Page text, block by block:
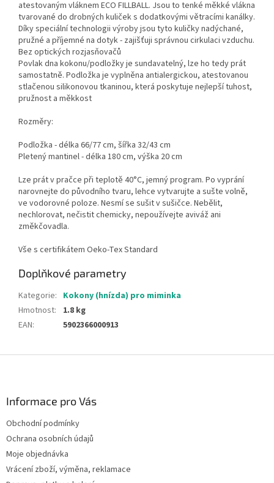
atestovaným vláknem ECO FILLBALL. Jsou to tenké měkké vlákna
tvarované do drobných kuliček s dodatkovými větracími kanálky.
Díky speciální technologii výroby jsou tyto kuličky nadýchané,
pružné a příjemné na dotyk - zajišťuji správnou cirkulaci vzduchu.
Bez optických rozjasňovačů
Povlak dna kokonu/podložky je sundavatelný, lze ho tedy prát
samostatně. Podložka je vyplněna antialergickou, atestovanou
stlačenou silikonovou tkaninou, která poskytuje nejlepší tuhost,
pružnost a měkkost
Rozměry:
Podložka - délka 66/77 cm, šířka 32/43 cm
Pletený mantinel - délka 180 cm, výška 20 cm
Lze prát v pračce při teplotě 40°C, jemný program. Po vyprání
narovnejte do původního tvaru, lehce vytvarujte a sušte volně,
ve vodorovné poloze. Nesmí se sušit v sušičce. Nebělit,
nechlorovat, nečistit chemicky, nepoužívejte aviváž ani
změkčovadla.
Vše s certifikátem Oeko-Tex Standard
Doplňkové parametry
Kategorie: Kokony (hnízda) pro miminka
Hmotnost:
1.8 kg
EAN: 5902366000913
Informace pro Vás
Obchodní podmínky
Ochrana osobních údajů
Moje objednávka
Vrácení zboží, výměna, reklamace